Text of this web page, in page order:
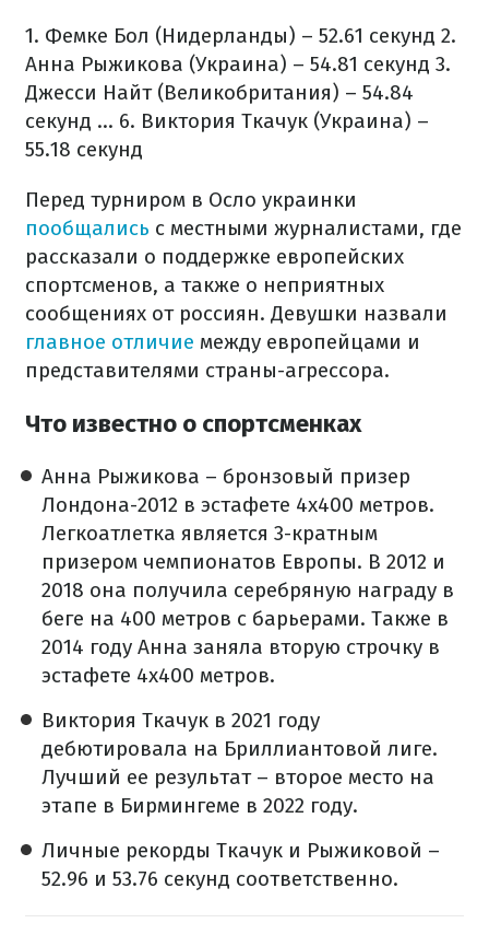
1. Фемке Бол (Нидерланды) – 52.61 секунд 2.
Анна Рыжикова (Украина) – 54.81 секунд 3.
Джесси Найт (Великобритания) – 54.84
секунд ... 6. Виктория Ткачук (Украина) –
55.18 секунд
Перед турниром в Осло украинки
пообщались с местными журналистами, где
рассказали о поддержке европейских
спортсменов, а также о неприятных
сообщениях от россиян. Девушки назвали
главное отличие между европейцами и
представителями страны-агрессора.
Что известно о спортсменках
Анна Рыжикова – бронзовый призер
Лондона-2012 в эстафете 4х400 метров.
Легкоатлетка является 3-кратным
призером чемпионатов Европы. В 2012 и
2018 она получила серебряную награду в
беге на 400 метров с барьерами. Также в
2014 году Анна заняла вторую строчку в
эстафете 4х400 метров.
Виктория Ткачук в 2021 году
дебютировала на Бриллиантовой лиге.
Лучший ее результат – второе место на
этапе в Бирмингеме в 2022 году.
Личные рекорды Ткачук и Рыжиковой –
52.96 и 53.76 секунд соответственно.